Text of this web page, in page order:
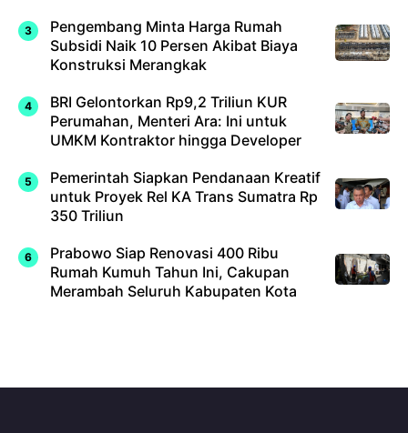
Pengembang Minta Harga Rumah
Subsidi Naik 10 Persen Akibat Biaya
Konstruksi Merangkak
BRI Gelontorkan Rp9,2 Triliun KUR
Perumahan, Menteri Ara: Ini untuk
UMKM Kontraktor hingga Developer
Pemerintah Siapkan Pendanaan Kreatif
untuk Proyek Rel KA Trans Sumatra Rp
350 Triliun
Prabowo Siap Renovasi 400 Ribu
Rumah Kumuh Tahun Ini, Cakupan
Merambah Seluruh Kabupaten Kota